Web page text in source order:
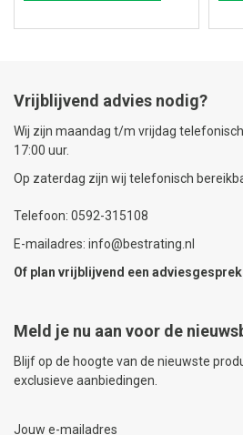
Vrijblijvend advies nodig?
Wij zijn maandag t/m vrijdag
17:00 uur.
Op zaterdag zijn wij telefonisch
Telefoon: 0592-315108
E-mailadres: info@bestrating.nl
Of plan vrijblijvend een adviesgesprek
Meld je nu aan voor de
Blijf op de hoogte van de nieuwste
exclusieve aanbiedingen.